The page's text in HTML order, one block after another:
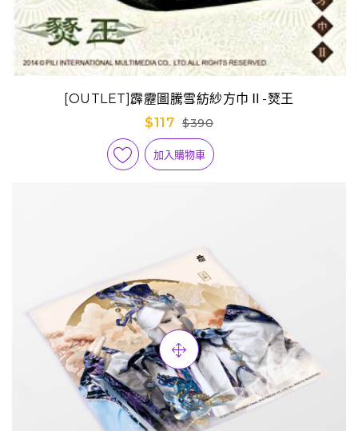
[OUTLET]霹靂圖騰雪紡紗方巾Ⅱ-燹王
$117 $390
加入購物車